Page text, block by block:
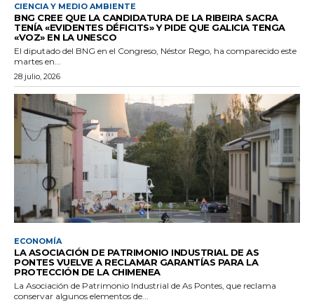
CIENCIA Y MEDIO AMBIENTE
BNG CREE QUE LA CANDIDATURA DE LA RIBEIRA SACRA
TENÍA «EVIDENTES DÉFICITS» Y PIDE QUE GALICIA TENGA
«VOZ» EN LA UNESCO
El diputado del BNG en el Congreso, Néstor Rego, ha comparecido este
martes en...
28 julio, 2026
ECONOMÍA
LA ASOCIACIÓN DE PATRIMONIO INDUSTRIAL DE AS
PONTES VUELVE A RECLAMAR GARANTÍAS PARA LA
PROTECCIÓN DE LA CHIMENEA
La Asociación de Patrimonio Industrial de As Pontes, que reclama
conservar algunos elementos de...